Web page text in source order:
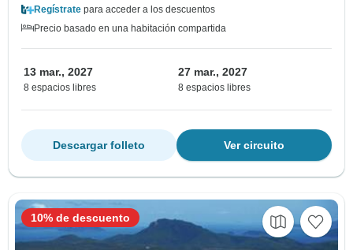
Regístrate para acceder a los descuentos
Precio basado en una habitación compartida
13 mar., 2027
8 espacios libres
27 mar., 2027
8 espacios libres
Ver circuito
Descargar folleto
10% de descuento